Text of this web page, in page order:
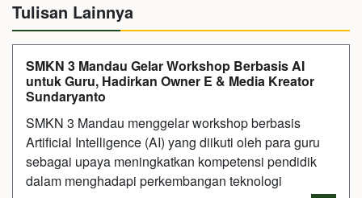
Tulisan Lainnya
SMKN 3 Mandau Gelar Workshop Berbasis AI
untuk Guru, Hadirkan Owner E & Media Kreator
Sundaryanto
SMKN 3 Mandau menggelar workshop berbasis
Artificial Intelligence (AI) yang diikuti oleh para guru
sebagai upaya meningkatkan kompetensi pendidik
dalam menghadapi perkembangan teknologi